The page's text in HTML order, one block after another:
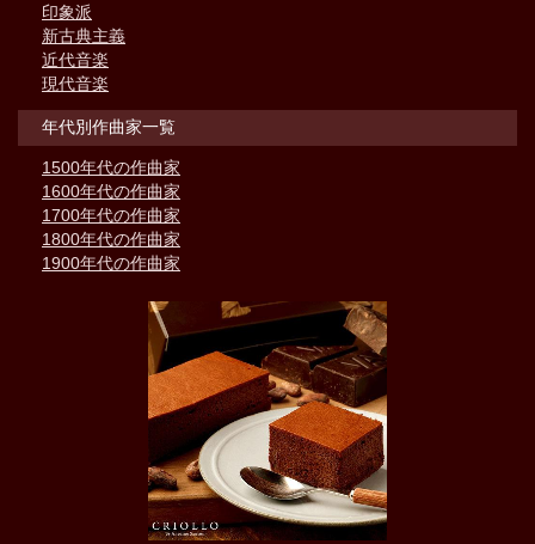
印象派
新古典主義
近代音楽
現代音楽
年代別作曲家一覧
1500年代の作曲家
1600年代の作曲家
1700年代の作曲家
1800年代の作曲家
1900年代の作曲家